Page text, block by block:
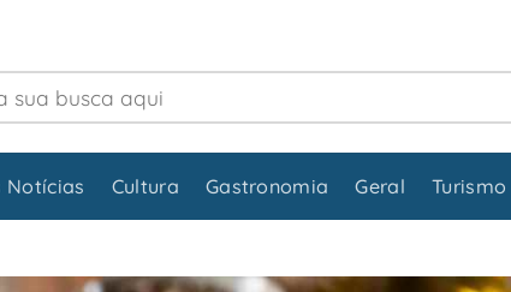
Notícias Cultura Gastronomia Geral Turismo